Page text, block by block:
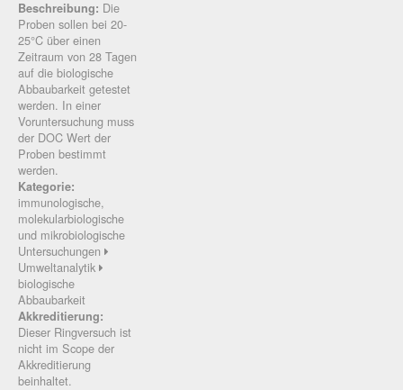
Beschreibung: Die
Proben sollen bei 20-
25°C über einen
Zeitraum von 28 Tagen
auf die biologische
Abbaubarkeit getestet
werden. In einer
Voruntersuchung muss
der DOC Wert der
Proben bestimmt
werden.
Kategorie:
immunologische,
molekularbiologische
und mikrobiologische
Untersuchungen
Umweltanalytik
biologische
Abbaubarkeit
Akkreditierung:
Dieser Ringversuch ist
nicht im Scope der
Akkreditierung
beinhaltet.